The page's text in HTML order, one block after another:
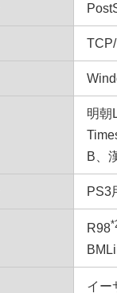
明朝
B、
PS3
R98
イー